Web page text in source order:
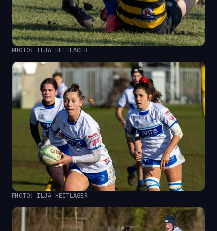
PHOTO: ILJA HEITLAGER
PHOTO: ILJA HEITLAGER